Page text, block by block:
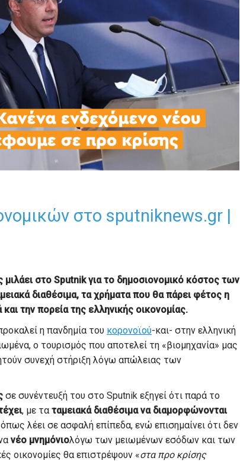
στο sputniknews.gr |
στο Sputnik για το δημοσιονομικό κόστος των
διαθέσιμα, τα χρήματα που θα πάρει φέτος η
την πορεία της ελληνικής οικονομίας.
η πανδημία του κορονοϊού-και- στην ελληνική
ο τουρισμός που αποτελεί τη «βιομηχανία» μας
συνεχή στήριξη λόγω απώλειας των
σε συνέντευξή του στο Sputnik εξηγεί ότι παρά το
, με τα ταμειακά διαθέσιμα να διαμορφώνονται
λέει σε ασφαλή επίπεδα, ενώ επισημαίνει ότι δεν
νέο μνημόνιολόγω των μειωμένων εσόδων και των
οικονομίες θα επιστρέψουν «στα προ κρίσης